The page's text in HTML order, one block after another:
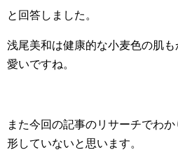
と回答しました。
浅尾美和は健康的な小麦色の肌
愛いですね。
また今回の記事のリサーチでわ
形していないと思います。